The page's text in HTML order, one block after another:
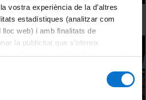
vostra experiència de la d’altres
estadístiques (analitzar com
lloc web) i amb finalitats de
la publicitat que s’ofereix
dels vostres hàbits de navegació).
de galetes del lloc web de la
Mediación en Conflictos